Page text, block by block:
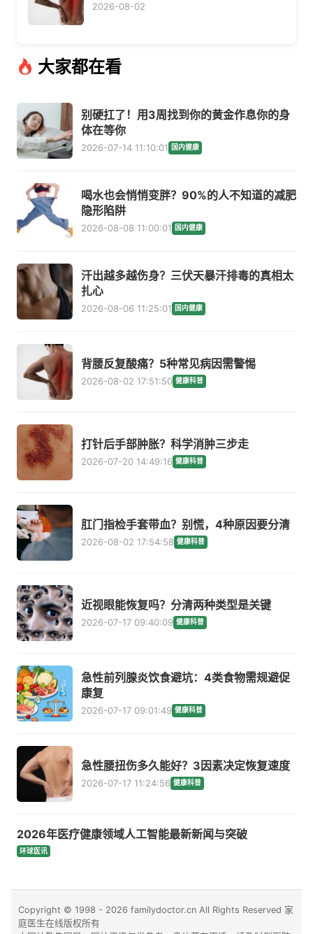
2026-08-02
大家都在看
别硬扛了！用3周找到你的黄金作息你的身
体在等你
2026-07-14 11:10:01 国内健康
喝水也会悄悄变胖？90%的人不知道的减肥
隐形陷阱
2026-08-08 11:00:01 国内健康
汗出越多越伤身？三伏天暴汗排毒的真相太
扎心
2026-08-06 11:25:01 国内健康
背腰反复酸痛？5种常见病因需警惕
2026-08-02 17:51:50 健康科普
打针后手部肿胀？科学消肿三步走
2026-07-20 14:49:16 健康科普
肛门指检手套带血？别慌，4种原因要分清
2026-08-02 17:54:58 健康科普
近视眼能恢复吗？分清两种类型是关键
2026-07-17 09:40:09 健康科普
急性前列腺炎饮食避坑：4类食物需规避促
康复
2026-07-17 09:01:49 健康科普
急性腰扭伤多久能好？3因素决定恢复速度
2026-07-17 11:24:56 健康科普
2026年医疗健康领域人工智能最新新闻与突破
环球医讯
Copyright © 1998 - 2026 familydoctor.cn All Rights Reserved 家
庭医生在线版权所有